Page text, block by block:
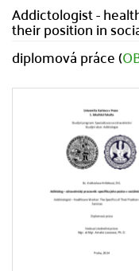
Addictologist -
their position in
diplomová práce (